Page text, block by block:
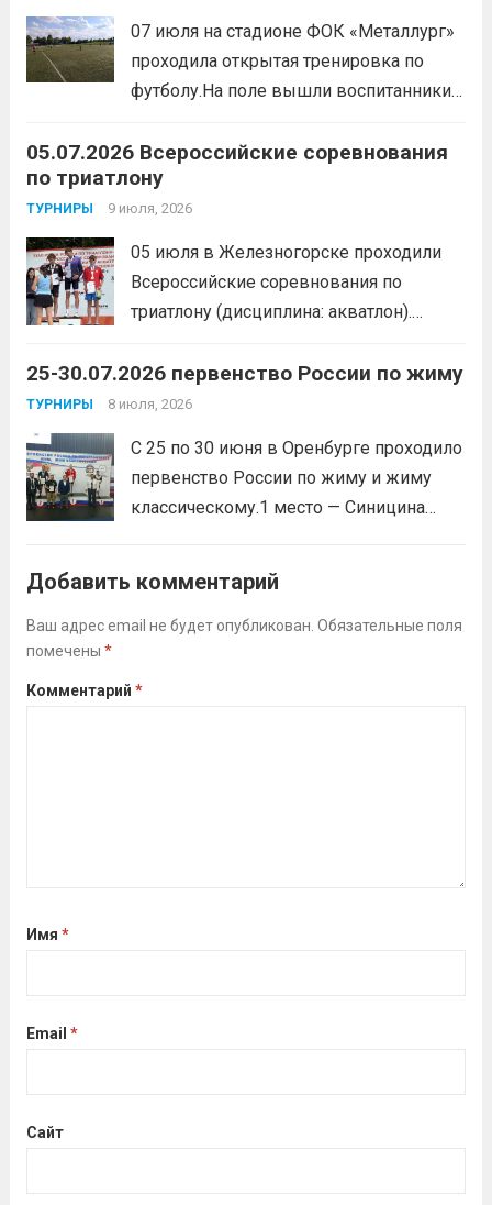
коллектива и пропаганду здорового
образа жизни. По итогам прохождения
всех этапов участники
07 июля на стадионе ФОК «Металлург»
проходила открытая тренировка по
футболу.На поле вышли воспитанники
Участники отработали технику владения
мячом и сыграли несколько коротких
товарищеских матчей.
05.07.2026 Всероссийские соревнования
по триатлону
ТУРНИРЫ 9 июля, 2026
05 июля в Железногорске проходили
Всероссийские соревнования по
триатлону (дисциплина: акватлон).
Макарова, Серов Станислав, занял 1
место. Подготовила спортсмена тренер-
Викторовна.Читать дальше
25-30.07.2026 первенство России по жиму
ТУРНИРЫ 8 июля, 2026
С 25 по 30 июня в Оренбурге проходило
первенство России по жиму и жиму
классическому.1 место — Синицина
(тренер Задорина Я.С.)
Добавить комментарий
Ваш адрес email не будет опубликован. Обязательные поля
помечены *
Комментарий *
Имя *
Email *
Сайт